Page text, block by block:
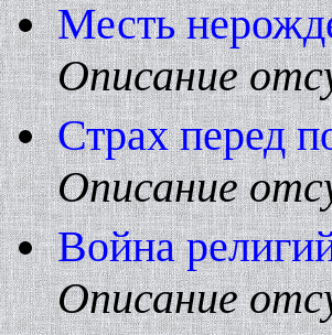
Месть
Описание
Страх перед
Описание
Война
Описание